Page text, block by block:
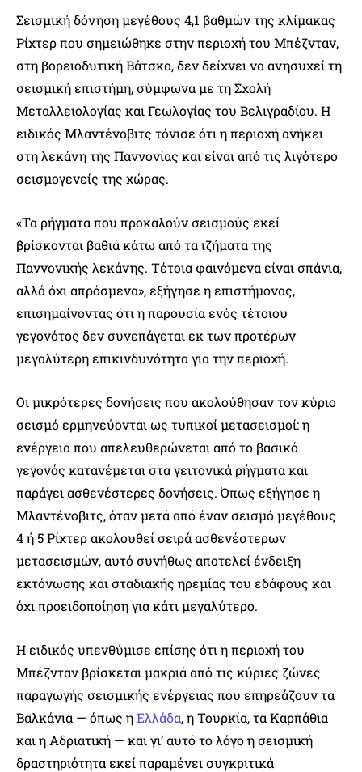
Σεισμική δόνηση μεγέθους 4,1 βαθμών της κλίμακας
Ρίχτερ που σημειώθηκε στην περιοχή του Μπέζνταν,
στη βορειοδυτική Βάτσκα, δεν δείχνει να ανησυχεί τη
σεισμική επιστήμη, σύμφωνα με τη Σχολή
Μεταλλειολογίας και Γεωλογίας του Βελιγραδίου. Η
ειδικός Μλαντένοβιτς τόνισε ότι η περιοχή ανήκει
στη λεκάνη της Παννονίας και είναι από τις λιγότερο
σεισμογενείς της χώρας.
«Τα ρήγματα που προκαλούν σεισμούς εκεί
βρίσκονται βαθιά κάτω από τα ιζήματα της
Παννονικής λεκάνης. Τέτοια φαινόμενα είναι σπάνια,
αλλά όχι απρόσμενα», εξήγησε η επιστήμονας,
επισημαίνοντας ότι η παρουσία ενός τέτοιου
γεγονότος δεν συνεπάγεται εκ των προτέρων
μεγαλύτερη επικινδυνότητα για την περιοχή.
Οι μικρότερες δονήσεις που ακολούθησαν τον κύριο
σεισμό ερμηνεύονται ως τυπικοί μετασεισμοί: η
ενέργεια που απελευθερώνεται από το βασικό
γεγονός κατανέμεται στα γειτονικά ρήγματα και
παράγει ασθενέστερες δονήσεις. Όπως εξήγησε η
Μλαντένοβιτς, όταν μετά από έναν σεισμό μεγέθους
4 ή 5 Ρίχτερ ακολουθεί σειρά ασθενέστερων
μετασεισμών, αυτό συνήθως αποτελεί ένδειξη
εκτόνωσης και σταδιακής ηρεμίας του εδάφους και
όχι προειδοποίηση για κάτι μεγαλύτερο.
Η ειδικός υπενθύμισε επίσης ότι η περιοχή του
Μπέζνταν βρίσκεται μακριά από τις κύριες ζώνες
παραγωγής σεισμικής ενέργειας που επηρεάζουν τα
Βαλκάνια — όπως ηΕλλάδα, η Τουρκία, τα Καρπάθια
και η Αδριατική — και γι’ αυτό το λόγο η σεισμική
δραστηριότητα εκεί παραμένει συγκριτικά